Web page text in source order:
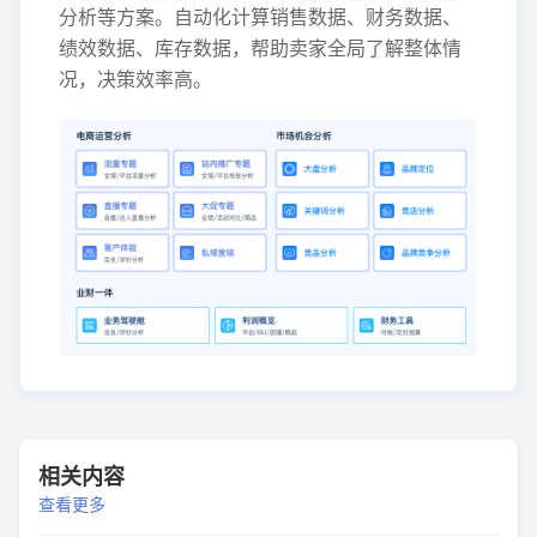
分析等方案。自动化计算销售数据、财务数据、
绩效数据、库存数据，帮助卖家全局了解整体情
况，决策效率高。
相关内容
查看更多